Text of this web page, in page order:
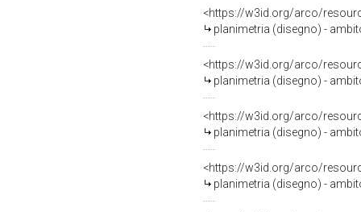
<https://w3id.org/arco/
planimetria (disegno) -
<https://w3id.org/arco/
planimetria (disegno) -
<https://w3id.org/arco/
planimetria (disegno) -
<https://w3id.org/arco/
planimetria (disegno) -